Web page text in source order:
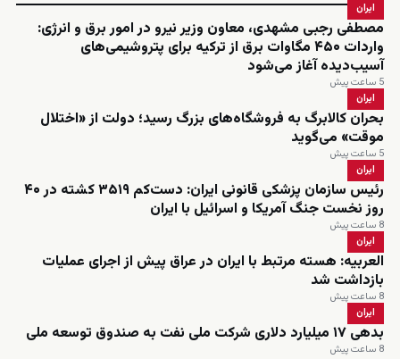
ایران
مصطفی رجبی مشهدی، معاون وزیر نیرو در امور برق و انرژی:
واردات ۴۵۰ مگاوات برق از ترکیه برای پتروشیمی‌های
آسیب‌دیده آغاز می‌شود
5 ساعت پیش
ایران
بحران کالابرگ به فروشگاه‌های بزرگ رسید؛ دولت از «اختلال
موقت» می‌گوید
5 ساعت پیش
ایران
رئیس سازمان پزشکی قانونی ایران: دست‌کم ۳۵۱۹ کشته در ۴۰
روز نخست جنگ آمریکا و اسرائیل با ایران
8 ساعت پیش
ایران
العربیه: هسته مرتبط با ایران در عراق پیش از اجرای عملیات
بازداشت شد
8 ساعت پیش
ایران
بدهی ۱۷ میلیارد دلاری شرکت ملی نفت به صندوق توسعه ملی
8 ساعت پیش